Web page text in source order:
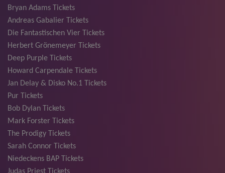
Bryan Adams Tickets
Andreas Gabalier Tickets
Die Fantastischen Vier Tickets
Herbert Grönemeyer Tickets
Deep Purple Tickets
Howard Carpendale Tickets
Jan Delay & Disko No.1 Tickets
Pur Tickets
Bob Dylan Tickets
Mark Forster Tickets
The Prodigy Tickets
Sarah Connor Tickets
Niedeckens BAP Tickets